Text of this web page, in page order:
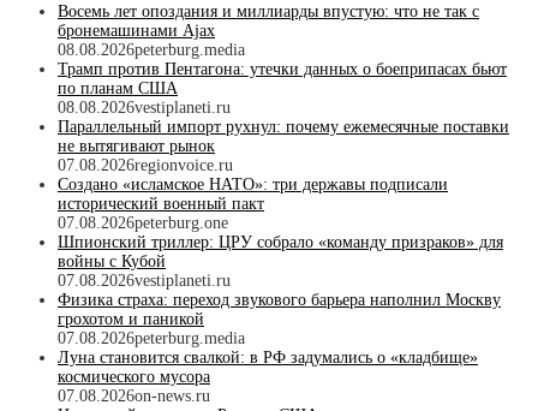
Восемь лет опоздания и миллиарды впустую: что не так с
бронемашинами Ajax
08.08.2026peterburg.media
Трамп против Пентагона: утечки данных о боеприпасах бьют
по планам США
08.08.2026vestiplaneti.ru
Параллельный импорт рухнул: почему ежемесячные поставки
не вытягивают рынок
07.08.2026regionvoice.ru
Создано «исламское НАТО»: три державы подписали
исторический военный пакт
07.08.2026peterburg.one
Шпионский триллер: ЦРУ собрало «команду призраков» для
войны с Кубой
07.08.2026vestiplaneti.ru
Физика страха: переход звукового барьера наполнил Москву
грохотом и паникой
07.08.2026peterburg.media
Луна становится свалкой: в РФ задумались о «кладбище»
космического мусора
07.08.2026on-news.ru